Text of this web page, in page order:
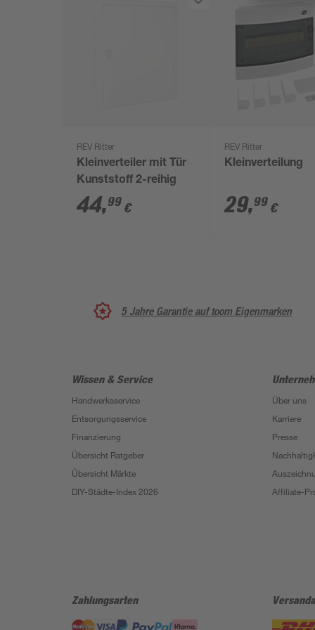
REV Ritter
Kleinverteiler mit Tür
Kunststoff 2-reihig
44,99 €
REV Ritter
Kleinverteilung
29,99 €
5 Jahre Garantie auf toom Eigenmarken
Wissen & Service
Handwerksservice
Entsorgungsservice
Finanzierung
Übersicht Ratgeber
Übersicht Märkte
DIY-Städte-Index 2026
Über uns
Karriere
Presse
Affiliate-
Zahlungsarten